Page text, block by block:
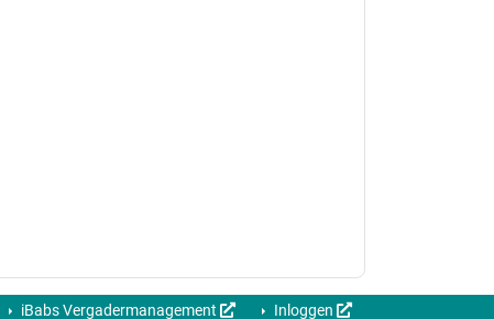
iBabs Vergadermanagement Inloggen